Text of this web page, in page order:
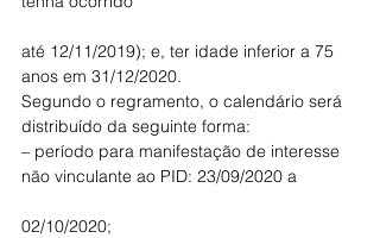
até 12/11/2019); e, ter idade inferior a 75
anos em 31/12/2020.
Segundo o regramento, o calendário será
distribuído da seguinte forma:
– período para manifestação de interesse
não vinculante ao PID: 23/09/2020 a
02/10/2020;